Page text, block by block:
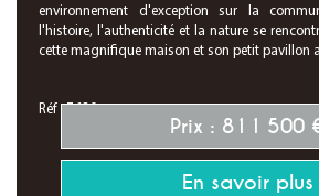
environnement d'exception sur la
l'histoire, l'authenticité et la nature se
cette magnifique maison et son petit pavillon
Réf : 7630
Prix : 811 500
En savoir plus